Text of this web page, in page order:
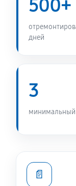
Замена
500+
дней
3
минимальный
📄